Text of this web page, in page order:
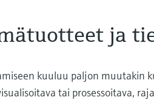
ja
kuuluu paljon muutakin
tai prosessoitava,